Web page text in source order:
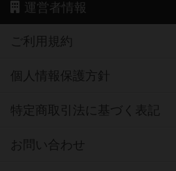
運営者情報
ご利用規約
個人情報保護方針
特定商取引法に基づく表記
お問い合わせ